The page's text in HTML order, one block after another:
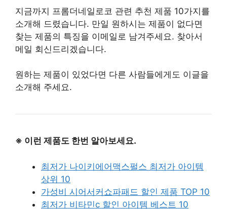
지금까지 프롬더네일로코 관련 추천 제품 10가지를
소개해 드렸습니다. 만일 원하시는 제품이 없다면
찾는 제품의 특징을 이메일로 남겨주세요. 찾아서
메일 회신드리겠습니다.
원하는 제품이 있었다면 다른 사람들에게도 이글을
소개해 주세요.
※ 이런 제품도 한번 알아보세요.
최저가 나이키에어맥스펄스 최저가 아이템
상위 10
가성비 시어서커쇼파패드 할인 제품 TOP 10
최저가 비타민c 할인 아이템 베스트 10